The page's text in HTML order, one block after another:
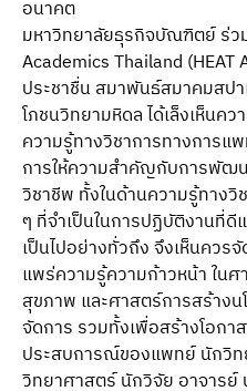
อนาคต
มหาวิทยาลัยธุรกิจบัณฑิตย์ ร่ว
Academics Thailand (HEAT
ประชาชื่น สมาพันธ์สมาคมสป
โภชนวิทยามหิดล ได้เล็งเห็น
ความรู้ทางวิชาการทางการแ
การให้ความสําคัญกับการพัฒ
วิชาชีพ ทั้งในด้านความรู้ทาง
ๆ ที่จําเป็นในการปฏิบัติงานที่ดี
เป็นไปอย่างทั่วถึง จึงเห็นควร
แพร่ความรู้ความก้าวหน้า ใน
สุขภาพ และศาสตร์การสร้างน
จัดการ รวมทั้งเพื่อสร้างโอกา
ประสบการณ์ของแพทย์ นักวิ
วิทยาศาสตร์ นักวิจัย อาจารย์